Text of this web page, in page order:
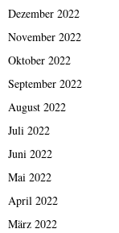
Dezember 2022
November 2022
Oktober 2022
September 2022
August 2022
Juli 2022
Juni 2022
Mai 2022
April 2022
März 2022